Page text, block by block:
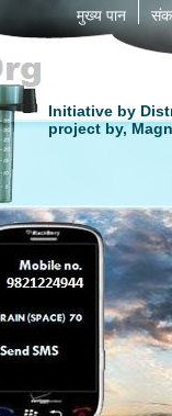
मुख्य पान
Initiative by
project by,